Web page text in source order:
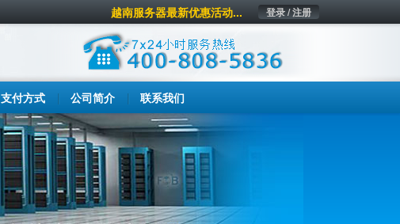
登录 / 注册
越南服务器最新优惠活动...
支付方式 公司简介 联系我们